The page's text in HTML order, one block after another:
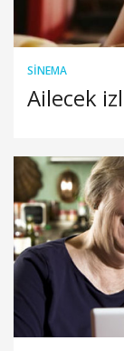
SINEMA
Ailecek